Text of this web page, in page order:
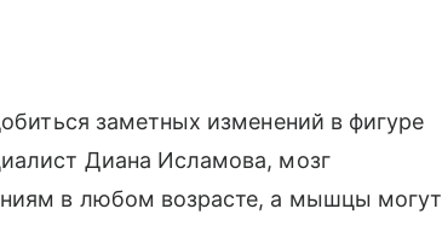
заметных изменений в фигуре
Диана Исламова, мозг
в любом возрасте, а мышцы могут